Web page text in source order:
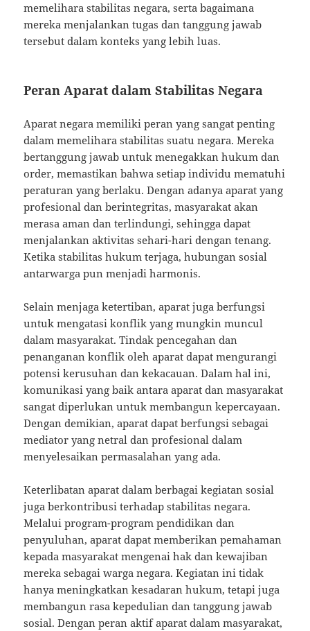
memelihara stabilitas negara, serta bagaimana
mereka menjalankan tugas dan tanggung jawab
tersebut dalam konteks yang lebih luas.
Peran Aparat dalam Stabilitas Negara
Aparat negara memiliki peran yang sangat penting
dalam memelihara stabilitas suatu negara. Mereka
bertanggung jawab untuk menegakkan hukum dan
order, memastikan bahwa setiap individu mematuhi
peraturan yang berlaku. Dengan adanya aparat yang
profesional dan berintegritas, masyarakat akan
merasa aman dan terlindungi, sehingga dapat
menjalankan aktivitas sehari-hari dengan tenang.
Ketika stabilitas hukum terjaga, hubungan sosial
antarwarga pun menjadi harmonis.
Selain menjaga ketertiban, aparat juga berfungsi
untuk mengatasi konflik yang mungkin muncul
dalam masyarakat. Tindak pencegahan dan
penanganan konflik oleh aparat dapat mengurangi
potensi kerusuhan dan kekacauan. Dalam hal ini,
komunikasi yang baik antara aparat dan masyarakat
sangat diperlukan untuk membangun kepercayaan.
Dengan demikian, aparat dapat berfungsi sebagai
mediator yang netral dan profesional dalam
menyelesaikan permasalahan yang ada.
Keterlibatan aparat dalam berbagai kegiatan sosial
juga berkontribusi terhadap stabilitas negara.
Melalui program-program pendidikan dan
penyuluhan, aparat dapat memberikan pemahaman
kepada masyarakat mengenai hak dan kewajiban
mereka sebagai warga negara. Kegiatan ini tidak
hanya meningkatkan kesadaran hukum, tetapi juga
membangun rasa kepedulian dan tanggung jawab
sosial. Dengan peran aktif aparat dalam masyarakat,